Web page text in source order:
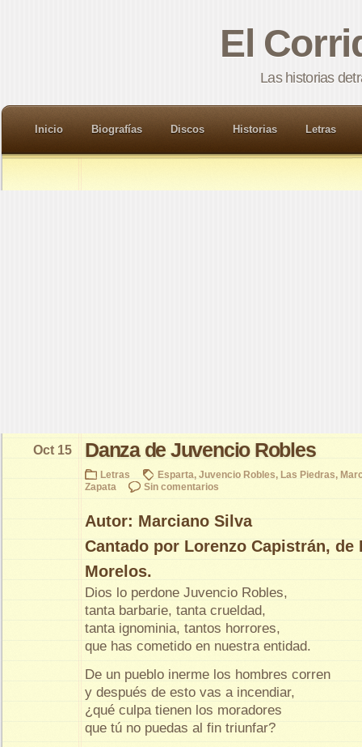
El
Las historias
Inicio Biografías Discos Historias Letras
Danza de Juvencio Robles
Oct 15
Letras Esparta, Juvencio Robles, Las Piedras,
Zapata
Sin comentarios
Autor: Marciano Silva
Cantado por Lorenzo Capistrán, de
Morelos.
Dios lo perdone Juvencio Robles,
tanta barbarie, tanta crueldad,
tanta ignominia, tantos horrores,
que has cometido en nuestra entidad.
De un pueblo inerme los hombres corren
y después de esto vas a incendiar,
¿qué culpa tienen los moradores
que tú no puedas al fin triunfar?